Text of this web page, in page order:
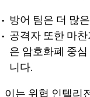
방어 팀은 더 많
공격자 또한 마
은 암호화폐 중
니다.
이는 위협 인텔리